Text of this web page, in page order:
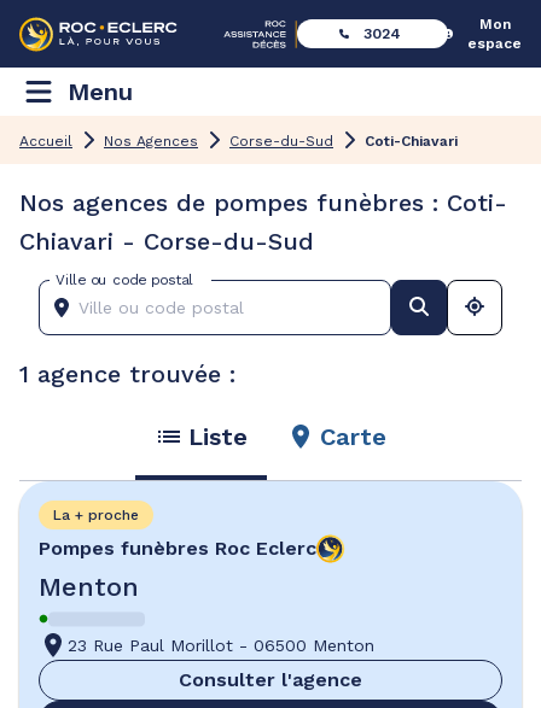
3024
Mon
espace
Menu
Accueil Nos Agences Corse-du-Sud Coti-Chiavari
Nos agences de pompes funèbres : Coti-
Chiavari - Corse-du-Sud
Ville ou code postal
1 agence trouvée :
Liste Carte
Pompes funèbres Roc Eclerc
Menton
La + proche
23 Rue Paul Morillot - 06500 Menton
Consulter l'agence